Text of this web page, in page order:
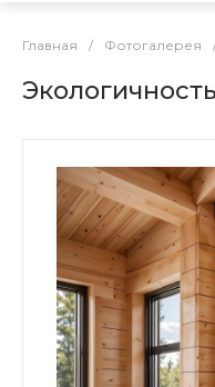
Главная / Фотогалерея